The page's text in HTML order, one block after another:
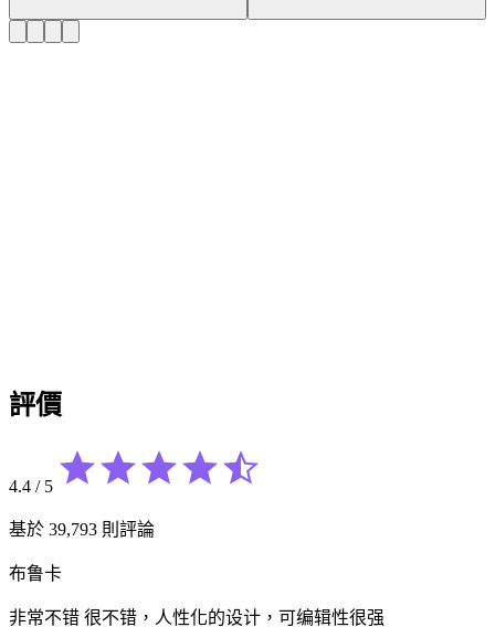
評價
4.4 / 5
基於 39,793 則評論
布鲁卡
非常不错 很不错，人性化的设计，可编辑性很强